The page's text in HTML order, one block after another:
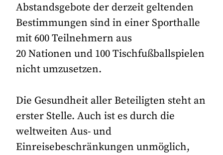
Abstandsgebote der derzeit geltenden
Bestimmungen sind in einer Sporthalle
mit 600 Teilnehmern aus
20 Nationen und 100 Tischfußballspielen
nicht umzusetzen.
Die Gesundheit aller Beteiligten steht an
erster Stelle. Auch ist es durch die
weltweiten Aus- und
Einreisebeschränkungen unmöglich,